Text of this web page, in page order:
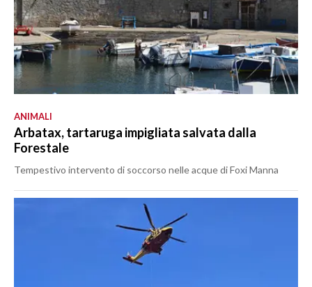
ANIMALI
Arbatax, tartaruga impigliata salvata dalla
Forestale
Tempestivo intervento di soccorso nelle acque di Foxi Manna